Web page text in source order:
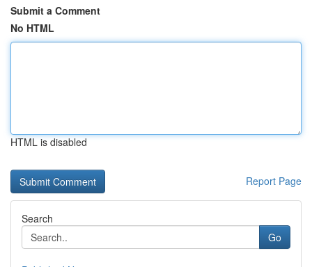
Submit a Comment
No HTML
HTML is disabled
Report Page
Search
Go